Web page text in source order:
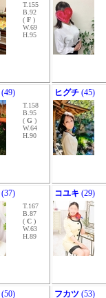
T.155
B.92
( F )
W.69
H.95
(49)
T.158
B.95
( G )
W.64
H.90
ヒグチ (45)
(37)
T.167
B.87
( C )
W.63
H.89
コユキ (29)
(50) フカツ (53)